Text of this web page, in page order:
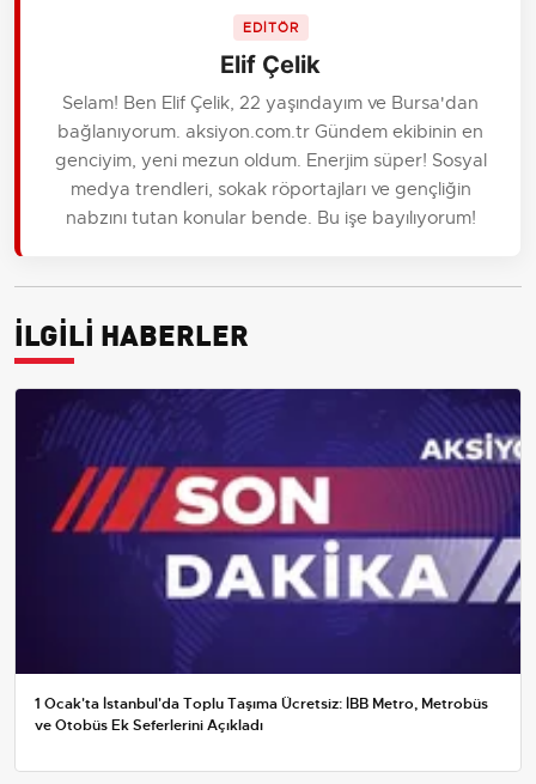
EDİTÖR
Elif Çelik
Selam! Ben Elif Çelik, 22 yaşındayım ve Bursa'dan
bağlanıyorum. aksiyon.com.tr Gündem ekibinin en
genciyim, yeni mezun oldum. Enerjim süper! Sosyal
medya trendleri, sokak röportajları ve gençliğin
nabzını tutan konular bende. Bu işe bayılıyorum!
İLGİLİ HABERLER
1 Ocak'ta İstanbul'da Toplu Taşıma Ücretsiz: İBB Metro, Metrobüs
ve Otobüs Ek Seferlerini Açıkladı